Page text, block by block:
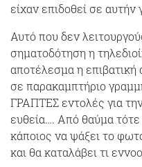
είχαν επιδοθεί σε αυτήν
Αυτό που δεν
σηματοδότηση η
αποτέλεσμα η επιβατική
σε παρακαμπτήριο
ΓΡΑΠΤΕΣ εντολές για
ευθεία…. Από θαύμα
κάποιος να ψάξει το
και θα καταλάβει τι